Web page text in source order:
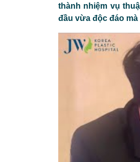
thành nhiệm vụ
đầu vừa độc đáo